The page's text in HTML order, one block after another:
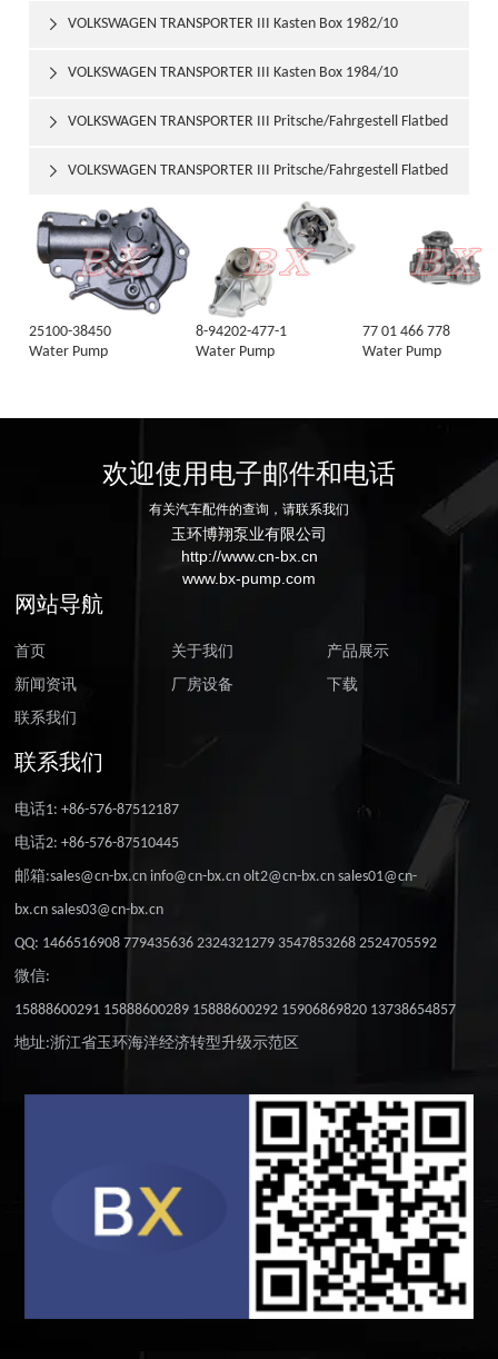
VOLKSWAGEN TRANSPORTER III Kasten Box 1982/10
1992/07

VOLKSWAGEN TRANSPORTER III Kasten Box 1984/10
1989/02

VOLKSWAGEN TRANSPORTER III Pritsche/Fahrgestell Flatbed
/ Chassis 1982/08 1992/07

VOLKSWAGEN TRANSPORTER III Pritsche/Fahrgestell Flatbed
/ Chassis 1984/10 1989/02

25100-38450
Water Pump
8-94202-477-1
Water Pump
77 01 466 778
Water Pump
欢迎使用电子邮件和电话
有关汽车配件的查询，请联系我们
玉环博翔泵业有限公司
http://www.cn-bx.cn
www.bx-pump.com
网站导航
首页 关于我们
产品展示
新闻资讯
厂房设备
下载
联系我们
联系我们
电话1: +86-576-87512187
电话2: +86-576-87510445
邮箱:sales@cn-bx.cn info@cn-bx.cn olt2@cn-bx.cn sales01@cn-
bx.cn sales03@cn-bx.cn
QQ: 1466516908 779435636 2324321279 3547853268 2524705592
微信:
15888600291 15888600289 15888600292 15906869820 13738654857
地址:浙江省玉环海洋经济转型升级示范区